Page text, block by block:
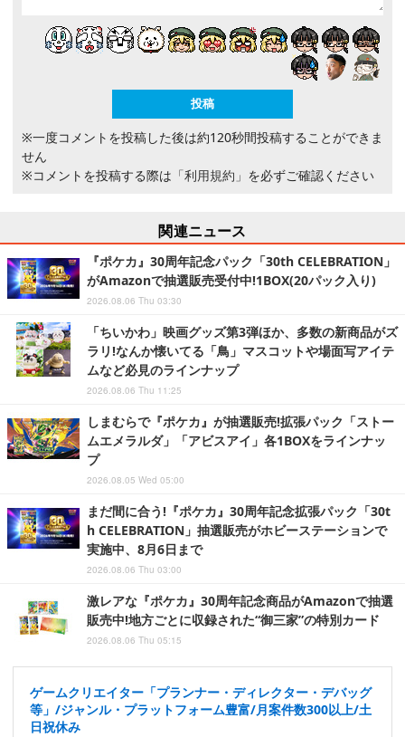
※一度コメントを投稿した後は約120秒間投稿することができま
せん
※コメントを投稿する際は 「利用規約」 を必ずご確認ください
関連ニュース
『ポケカ』30周年記念パック「30th CELEBRATION」
がAmazonで抽選販売受付中!1BOX(20パック入り)
2026.08.06 Thu 03:30
「ちいかわ」映画グッズ第3弾ほか、多数の新商品がズ
ラリ!なんか懐いてる「鳥」マスコットや場面写アイテ
ムなど必見のラインナップ
2026.08.06 Thu 11:25
しまむらで『ポケカ』が抽選販売!拡張パック「ストー
ムエメラルダ」「アビスアイ」各1BOXをラインナッ
プ
2026.08.05 Wed 05:00
まだ間に合う!『ポケカ』30周年記念拡張パック「30t
h CELEBRATION」抽選販売がホビーステーションで
実施中、8月6日まで
2026.08.06 Thu 03:00
激レアな『ポケカ』30周年記念商品がAmazonで抽選
販売中!地方ごとに収録された“御三家”の特別カード
2026.08.06 Thu 05:15
ゲームクリエイター「プランナー・ディレクター・デバッグ
等」/ジャンル・プラットフォーム豊富/月案件数300以上/土
日祝休み